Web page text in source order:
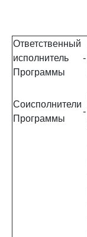
Ответственный
исполнитель
Программы
-
Соисполнители
Программы
-